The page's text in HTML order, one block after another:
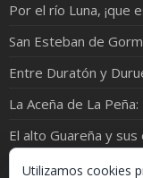
Por el río Luna, ¡que
San Esteban de
Entre Duratón y
La Aceña de La
El alto Guareña y sus
¡ORO EN EL RÍO!
Utilizamos cookies